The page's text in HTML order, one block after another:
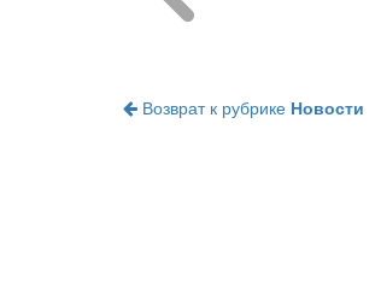
Возврат к рубрике Новости